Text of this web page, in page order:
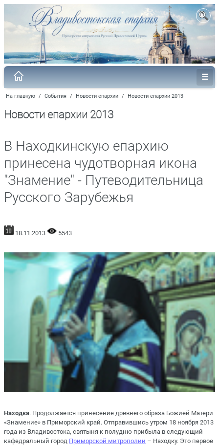
На главную / События / Новости епархии / Новости епархии 2013
Новости епархии 2013
В Находкинскую епархию
принесена чудотворная икона
"Знамение" - Путеводительница
Русского Зарубежья
18.11.2013 5543
Находка. Продолжается принесение древнего образа Божией Матери
«Знамение» в Приморский край. Отправившись утром 18 ноября 2013
года из Владивостока, святыня к полудню прибыла в следующий
кафедральный город Приморской митрополии – Находку. Это первое